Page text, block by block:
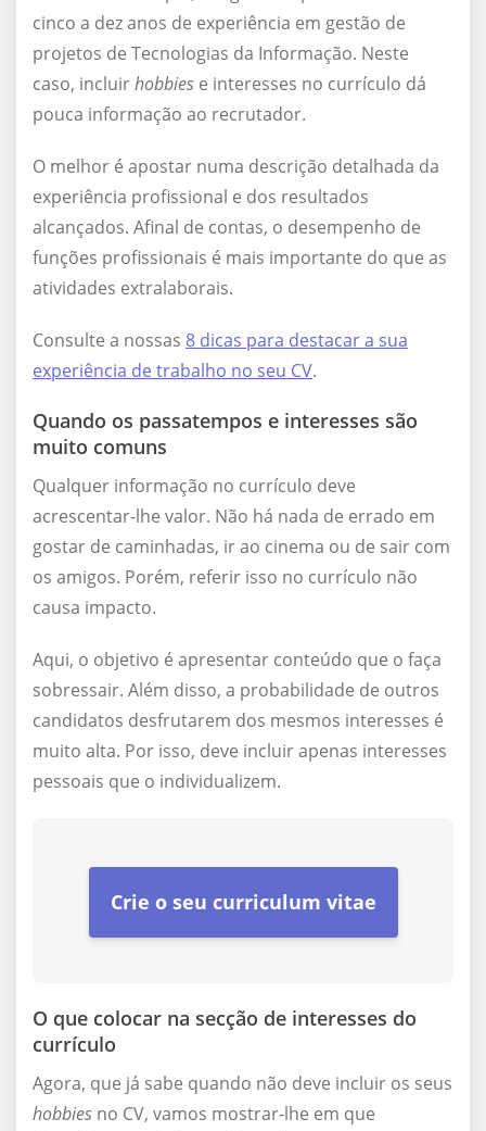
cinco a dez anos de experiência em gestão de
projetos de Tecnologias da Informação. Neste
caso, incluirhobbies e interesses no currículo dá
pouca informação ao recrutador.
O melhor é apostar numa descrição detalhada da
experiência profissional e dos resultados
alcançados. Afinal de contas, o desempenho de
funções profissionais é mais importante do que as
atividades extralaborais.
Consulte a nossas 8 dicas para destacar a sua
experiência de trabalho no seu CV.
Quando os passatempos e interesses são
muito comuns
Qualquer informação no currículo deve
acrescentar-lhe valor. Não há nada de errado em
gostar de caminhadas, ir ao cinema ou de sair com
os amigos. Porém, referir isso no currículo não
causa impacto.
Aqui, o objetivo é apresentar conteúdo que o faça
sobressair. Além disso, a probabilidade de outros
candidatos desfrutarem dos mesmos interesses é
muito alta. Por isso, deve incluir apenas interesses
pessoais que o individualizem.
Crie o seu curriculum vitae
O que colocar na secção de interesses do
currículo
Agora, que já sabe quando não deve incluir os seus
hobbies no CV, vamos mostrar-lhe em que